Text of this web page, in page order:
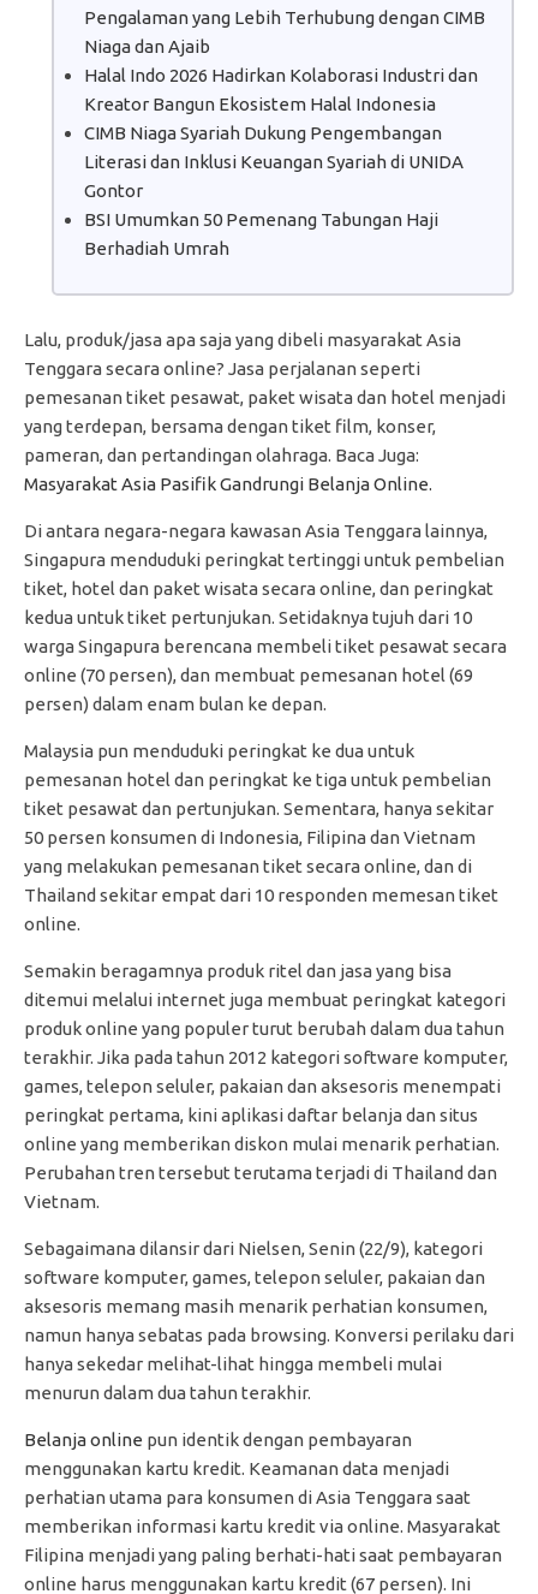
Pengalaman yang Lebih Terhubung dengan CIMB
Niaga dan Ajaib
Halal Indo 2026 Hadirkan Kolaborasi Industri dan
Kreator Bangun Ekosistem Halal Indonesia
CIMB Niaga Syariah Dukung Pengembangan
Literasi dan Inklusi Keuangan Syariah di UNIDA
Gontor
BSI Umumkan 50 Pemenang Tabungan Haji
Berhadiah Umrah
Lalu, produk/jasa apa saja yang dibeli masyarakat Asia
Tenggara secara online? Jasa perjalanan seperti
pemesanan tiket pesawat, paket wisata dan hotel menjadi
yang terdepan, bersama dengan tiket film, konser,
pameran, dan pertandingan olahraga. Baca Juga:
Masyarakat Asia Pasifik Gandrungi Belanja Online.
Di antara negara-negara kawasan Asia Tenggara lainnya,
Singapura menduduki peringkat tertinggi untuk pembelian
tiket, hotel dan paket wisata secara online, dan peringkat
kedua untuk tiket pertunjukan. Setidaknya tujuh dari 10
warga Singapura berencana membeli tiket pesawat secara
online (70 persen), dan membuat pemesanan hotel (69
persen) dalam enam bulan ke depan.
Malaysia pun menduduki peringkat ke dua untuk
pemesanan hotel dan peringkat ke tiga untuk pembelian
tiket pesawat dan pertunjukan. Sementara, hanya sekitar
50 persen konsumen di Indonesia, Filipina dan Vietnam
yang melakukan pemesanan tiket secara online, dan di
Thailand sekitar empat dari 10 responden memesan tiket
online.
Semakin beragamnya produk ritel dan jasa yang bisa
ditemui melalui internet juga membuat peringkat kategori
produk online yang populer turut berubah dalam dua tahun
terakhir. Jika pada tahun 2012 kategori software komputer,
games, telepon seluler, pakaian dan aksesoris menempati
peringkat pertama, kini aplikasi daftar belanja dan situs
online yang memberikan diskon mulai menarik perhatian.
Perubahan tren tersebut terutama terjadi di Thailand dan
Vietnam.
Sebagaimana dilansir dari Nielsen, Senin (22/9), kategori
software komputer, games, telepon seluler, pakaian dan
aksesoris memang masih menarik perhatian konsumen,
namun hanya sebatas pada browsing. Konversi perilaku dari
hanya sekedar melihat-lihat hingga membeli mulai
menurun dalam dua tahun terakhir.
Belanja online pun identik dengan pembayaran
menggunakan kartu kredit. Keamanan data menjadi
perhatian utama para konsumen di Asia Tenggara saat
memberikan informasi kartu kredit via online. Masyarakat
Filipina menjadi yang paling berhati-hati saat pembayaran
online harus menggunakan kartu kredit (67 persen). Ini